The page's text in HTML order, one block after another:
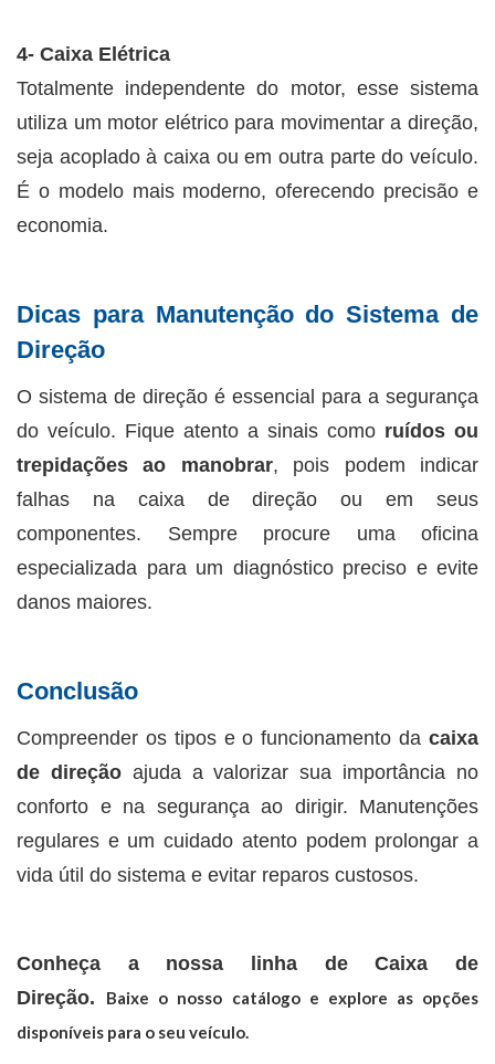
4- Caixa Elétrica
Totalmente independente do motor, esse sistema
utiliza um motor elétrico para movimentar a direção,
seja acoplado à caixa ou em outra parte do veículo.
É o modelo mais moderno, oferecendo precisão e
economia.
Dicas para Manutenção do Sistema de
Direção
O sistema de direção é essencial para a segurança
do veículo. Fique atento a sinais como ruídos ou
trepidações ao manobrar, pois podem indicar
falhas na caixa de direção ou em seus
componentes. Sempre procure uma oficina
especializada para um diagnóstico preciso e evite
danos maiores.
Conclusão
Compreender os tipos e o funcionamento da caixa
de direçãoajuda a valorizar sua importância no
conforto e na segurança ao dirigir. Manutenções
regulares e um cuidado atento podem prolongar a
vida útil do sistema e evitar reparos custosos.
Conheça a nossa linha de Caixa de
Direção.
Baixe o nosso catálogo e explore as opções
disponíveis para o seu veículo.